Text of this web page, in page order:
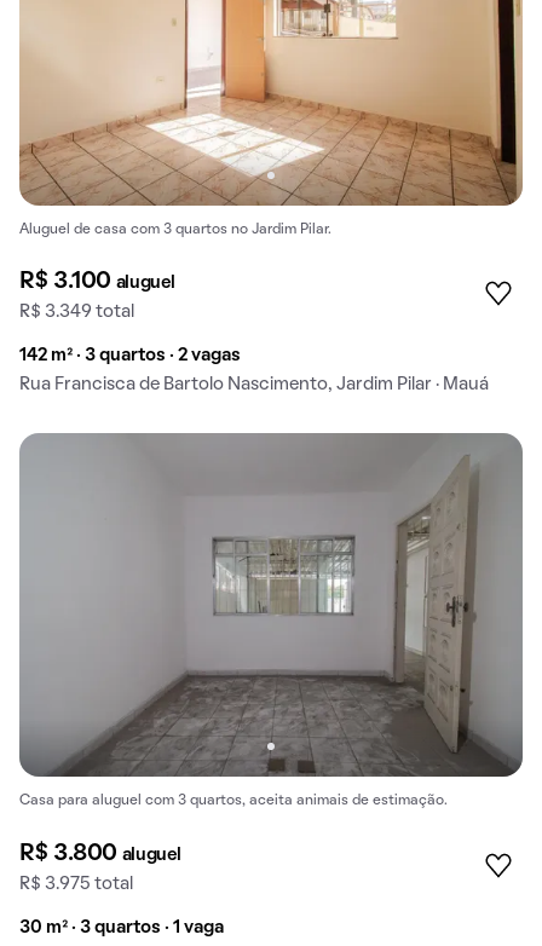
Aluguel de casa com 3 quartos no Jardim Pilar.
R$ 3.100 aluguel
R$ 3.349 total
142 m² · 3 quartos · 2 vagas
Rua Francisca de Bartolo Nascimento, Jardim Pilar · Mauá
Casa para aluguel com 3 quartos, aceita animais de estimação.
R$ 3.800 aluguel
R$ 3.975 total
30 m² · 3 quartos · 1 vaga